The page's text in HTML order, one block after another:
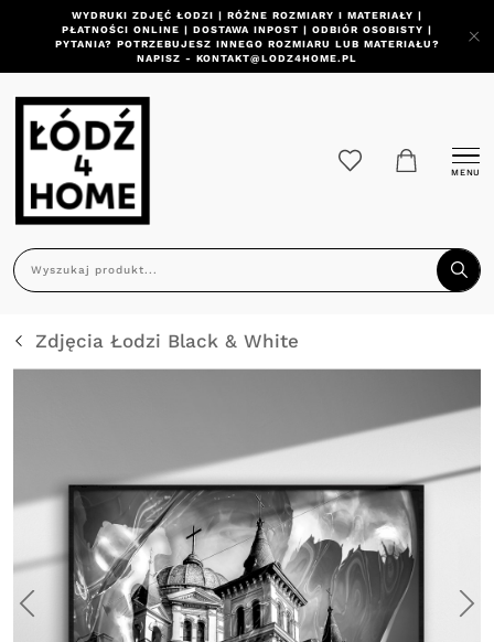
WYDRUKI ZDJĘĆ ŁODZI | RÓŻNE ROZMIARY I MATERIAŁY |
PŁATNOŚCI ONLINE | DOSTAWA INPOST | ODBIÓR OSOBISTY |
PYTANIA? POTRZEBUJESZ INNEGO ROZMIARU LUB MATERIAŁU?
NAPISZ - KONTAKT@LODZ4HOME.PL
MENU
Zdjęcia Łodzi Black & White